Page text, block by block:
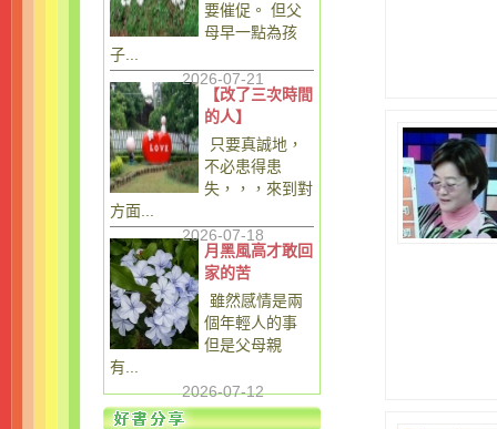
要催促。 但父
母早一點為孩
子...
2026-07-21
【改了三次時間
的人】
只要真誠地，
不必患得患
失，，，來到對
方面...
2026-07-18
月黑風高才敢回
家的苦
雖然感情是兩
個年輕人的事
但是父母親
有...
2026-07-12